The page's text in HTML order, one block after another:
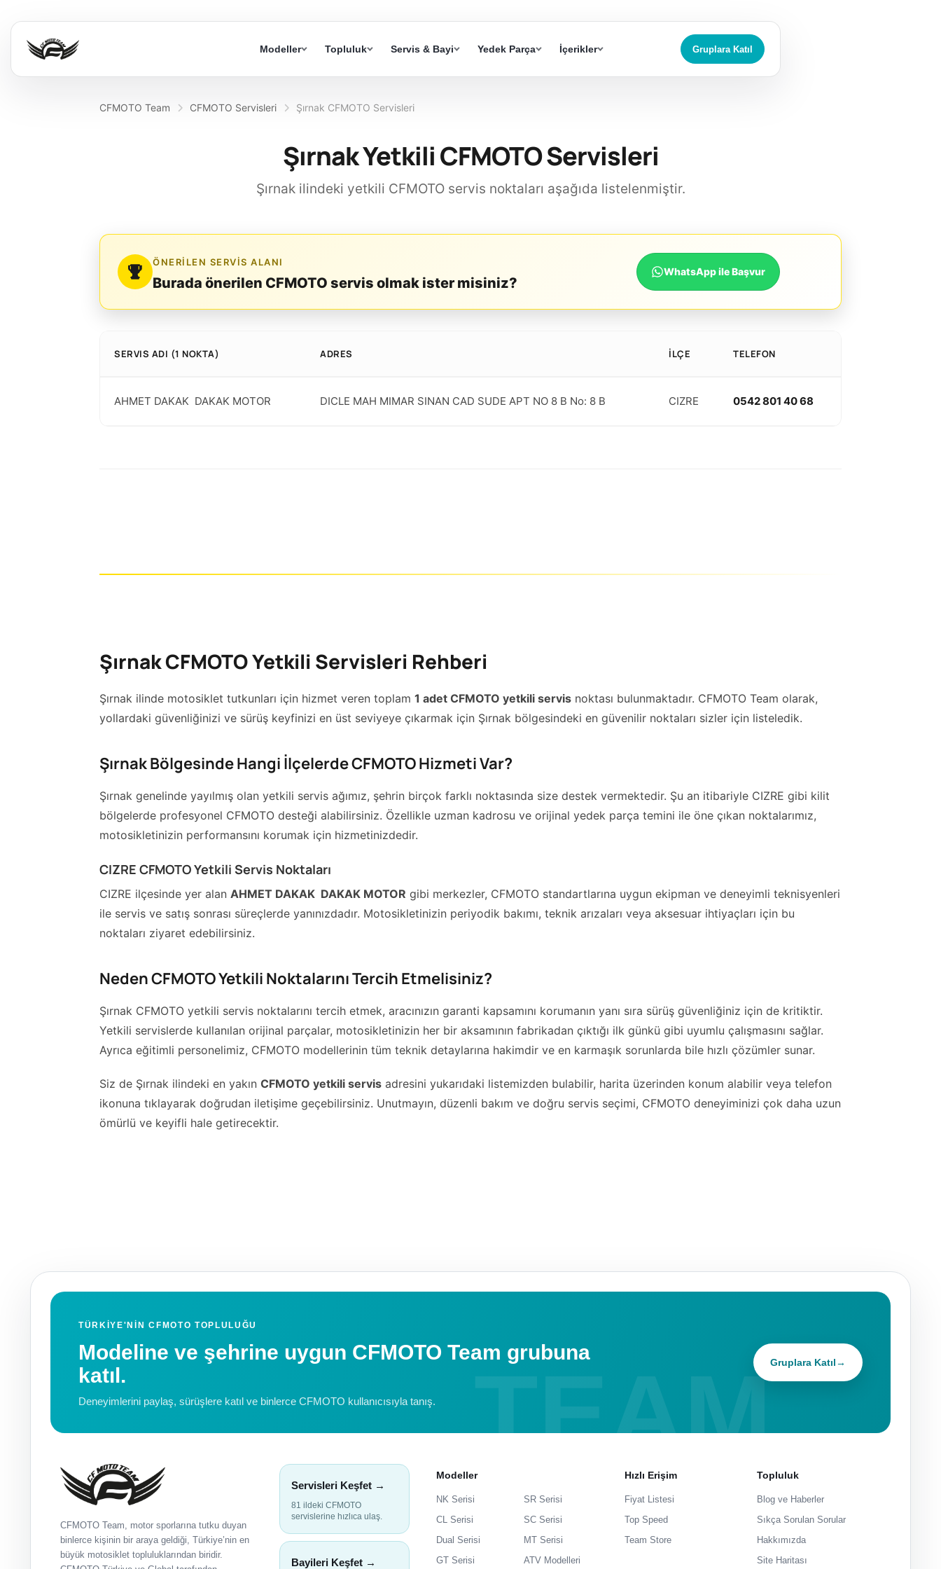
Modeller Topluluk Servis & Bayi Yedek Parça İçerikler Gruplara Katıl
CFMOTO Team CFMOTO Servisleri Şırnak CFMOTO Servisleri
Şırnak Yetkili CFMOTO Servisleri
Şırnak ilindeki yetkili CFMOTO servis noktaları aşağıda listelenmiştir.
ÖNERILEN SERVIS ALANI
Burada önerilen CFMOTO servis olmak ister misiniz?
WhatsApp ile Başvur
SERVIS ADI (1 NOKTA) ADRES İLÇE TELEFON
AHMET DAKAK  DAKAK MOTOR DICLE MAH MIMAR SINAN CAD SUDE APT NO 8 B No: 8 B CIZRE 0542 801 40 68
Şırnak CFMOTO Yetkili Servisleri Rehberi
Şırnak ilinde motosiklet tutkunları için hizmet veren toplam 1 adet CFMOTO yetkili servis noktası bulunmaktadır. CFMOTO Team olarak,
yollardaki güvenliğinizi ve sürüş keyfinizi en üst seviyeye çıkarmak için Şırnak bölgesindeki en güvenilir noktaları sizler için listeledik.
Şırnak Bölgesinde Hangi İlçelerde CFMOTO Hizmeti Var?
Şırnak genelinde yayılmış olan yetkili servis ağımız, şehrin birçok farklı noktasında size destek vermektedir. Şu an itibariyle CIZRE gibi kilit
bölgelerde profesyonel CFMOTO desteği alabilirsiniz. Özellikle uzman kadrosu ve orijinal yedek parça temini ile öne çıkan noktalarımız,
motosikletinizin performansını korumak için hizmetinizdedir.
CIZRE CFMOTO Yetkili Servis Noktaları
CIZRE ilçesinde yer alan AHMET DAKAK  DAKAK MOTOR gibi merkezler, CFMOTO standartlarına uygun ekipman ve deneyimli teknisyenleri
ile servis ve satış sonrası süreçlerde yanınızdadır. Motosikletinizin periyodik bakımı, teknik arızaları veya aksesuar ihtiyaçları için bu
noktaları ziyaret edebilirsiniz.
Neden CFMOTO Yetkili Noktalarını Tercih Etmelisiniz?
Şırnak CFMOTO yetkili servis noktalarını tercih etmek, aracınızın garanti kapsamını korumanın yanı sıra sürüş güvenliğiniz için de kritiktir.
Yetkili servislerde kullanılan orijinal parçalar, motosikletinizin her bir aksamının fabrikadan çıktığı ilk günkü gibi uyumlu çalışmasını sağlar.
Ayrıca eğitimli personelimiz, CFMOTO modellerinin tüm teknik detaylarına hakimdir ve en karmaşık sorunlarda bile hızlı çözümler sunar.
Siz de Şırnak ilindeki en yakın CFMOTO yetkili servis adresini yukarıdaki listemizden bulabilir, harita üzerinden konum alabilir veya telefon
ikonuna tıklayarak doğrudan iletişime geçebilirsiniz. Unutmayın, düzenli bakım ve doğru servis seçimi, CFMOTO deneyiminizi çok daha uzun
ömürlü ve keyifli hale getirecektir.
TÜRKIYE'NIN CFMOTO TOPLULUĞU
Modeline ve şehrine uygun CFMOTO Team grubuna
katıl.
Deneyimlerini paylaş, sürüşlere katıl ve binlerce CFMOTO kullanıcısıyla tanış.
Gruplara Katıl→
CFMOTO Team, motor sporlarına tutku duyan
binlerce kişinin bir araya geldiği, Türkiye’nin en
büyük motosiklet topluluklarından biridir.
Servisleri Keşfet →
81 ildeki CFMOTO
servislerine hızlıca ulaş.
Bayileri Keşfet →
Modeller
NK Serisi
SR Serisi
CL Serisi
SC Serisi
Dual Serisi
MT Serisi
GT Serisi
ATV Modelleri
Hızlı Erişim
Fiyat Listesi
Top Speed
Team Store
Topluluk
Blog ve Haberler
Sıkça Sorulan Sorular
Hakkımızda
Site Haritası